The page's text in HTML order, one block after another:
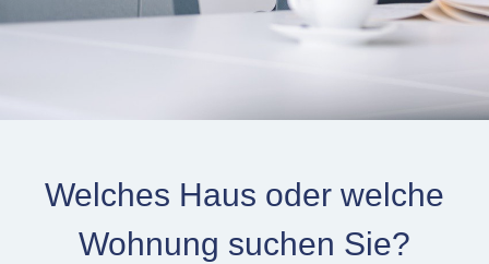
Welches Haus oder welche
Wohnung suchen Sie?